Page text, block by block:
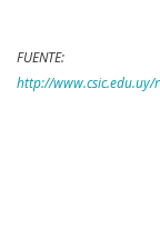
FUENTE:
http://